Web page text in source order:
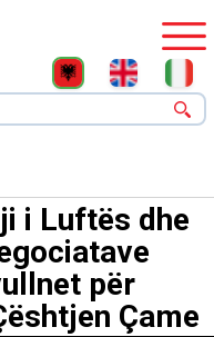
i Luftës dhe
për
Çame